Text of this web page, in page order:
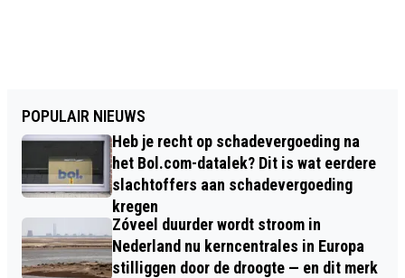
POPULAIR NIEUWS
Heb je recht op schadevergoeding na
het Bol.com-datalek? Dit is wat eerdere
slachtoffers aan schadevergoeding
kregen
Zóveel duurder wordt stroom in
Nederland nu kerncentrales in Europa
stilliggen door de droogte — en dit merk